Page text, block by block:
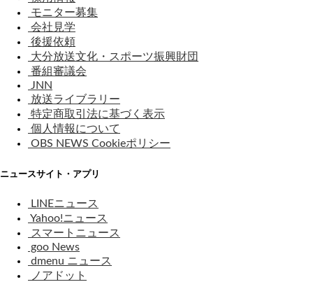
モニター募集
会社見学
後援依頼
大分放送文化・スポーツ振興財団
番組審議会
JNN
放送ライブラリー
特定商取引法に基づく表示
個人情報について
OBS NEWS Cookieポリシー
ニュースサイト・アプリ
LINEニュース
Yahoo!ニュース
スマートニュース
goo News
dmenu ニュース
ノアドット